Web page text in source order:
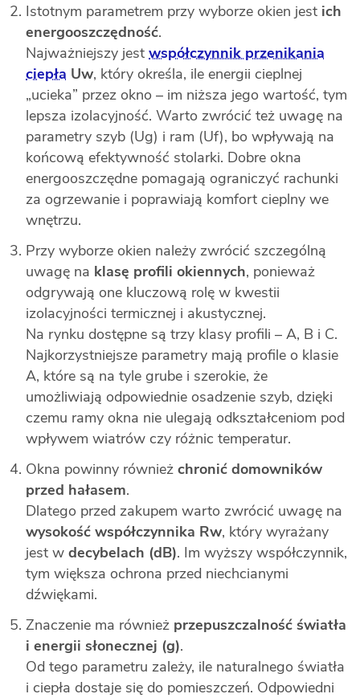
Istotnym parametrem przy wyborze okien jest ich
energooszczędność.
Najważniejszy jest współczynnik przenikania
ciepła Uw, który określa, ile energii cieplnej
„ucieka” przez okno – im niższa jego wartość, tym
lepsza izolacyjność. Warto zwrócić też uwagę na
parametry szyb (Ug) i ram (Uf), bo wpływają na
końcową efektywność stolarki. Dobre okna
energooszczędne pomagają ograniczyć rachunki
za ogrzewanie i poprawiają komfort cieplny we
wnętrzu.
Przy wyborze okien należy zwrócić szczególną
uwagę na klasę profili okiennych, ponieważ
odgrywają one kluczową rolę w kwestii
izolacyjności termicznej i akustycznej.
Na rynku dostępne są trzy klasy profili – A, B i C.
Najkorzystniejsze parametry mają profile o klasie
A, które są na tyle grube i szerokie, że
umożliwiają odpowiednie osadzenie szyb, dzięki
czemu ramy okna nie ulegają odkształceniom pod
wpływem wiatrów czy różnic temperatur.
Okna powinny również chronić domowników
przed hałasem.
Dlatego przed zakupem warto zwrócić uwagę na
wysokość współczynnika Rw, który wyrażany
jest w decybelach (dB). Im wyższy współczynnik,
tym większa ochrona przed niechcianymi
dźwiękami.
Znaczenie ma również przepuszczalność światła
i energii słonecznej (g).
Od tego parametru zależy, ile naturalnego światła
i ciepła dostaje się do pomieszczeń. Odpowiedni